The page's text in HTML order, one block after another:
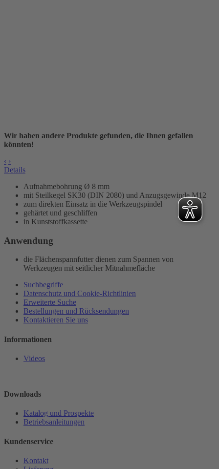
Wir haben andere Produkte gefunden, die Ihnen gefallen
könnten!
‹ ›
Details
Aufnahmebohrung Ø 8 mm
mit Steilkegel SK30 (DIN 2080) und Anzugsgewinde M12
zum direkten Einsatz in die Werkzeugspindel
gehärtet und geschliffen
in Kunststoffkassette
Anwendung
die Flächenspannfutter dienen zum Spannen von
Werkzeugen mit seitlicher Mitnahmefläche
Suchbegriffe
Datenschutz und Cookie-Richtlinien
Erweiterte Suche
Bestellungen und Rücksendungen
Kontaktieren Sie uns
Informationen
Videos
Downloads
Katalog und Prospekte
Betriebsanleitungen
Kundenservice
Kontakt